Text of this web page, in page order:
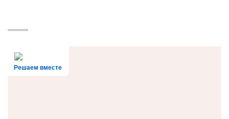
Решаем вместе